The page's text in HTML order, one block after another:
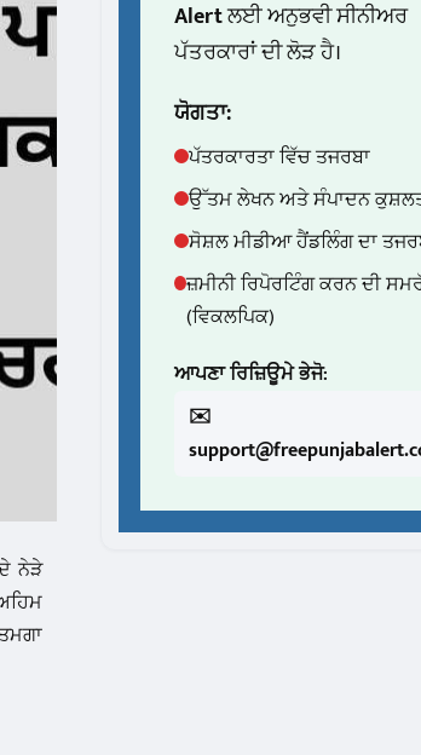
ਨੇੜੇ
Alertਲਈ ਅਨੁਭਵੀ ਸੀਨੀਅਰ
ਪੱਤਰਕਾਰਾਂ ਦੀ ਲੋੜ ਹੈ।
ਯੋਗਤਾ:
ਪੱਤਰਕਾਰਤਾ ਵਿੱਚ ਤਜਰਬਾ
ਉੱਤਮ ਲੇਖਨ ਅਤੇ ਸੰਪਾਦਨ
ਸੋਸ਼ਲ ਮੀਡੀਆ ਹੈਂਡਲਿੰਗ ਦਾ
ਜ਼ਮੀਨੀ ਰਿਪੋਰਟਿੰਗ ਕਰਨ ਦੀ
(ਵਿਕਲਪਿਕ)
ਆਪਣਾ ਰਿਜ਼ਿਊਮੇ ਭੇਜੋ:
✉️